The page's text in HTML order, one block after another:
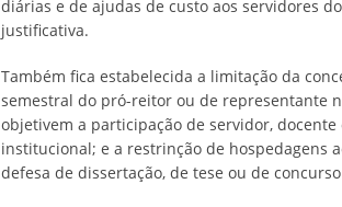
diárias e de ajudas de custo aos servidores
justificativa.
Também fica estabelecida a limitação da
semestral do pró-reitor ou de representante
objetivem a participação de servidor,
institucional; e a restrinção de hospedagens
defesa de dissertação, de tese ou de